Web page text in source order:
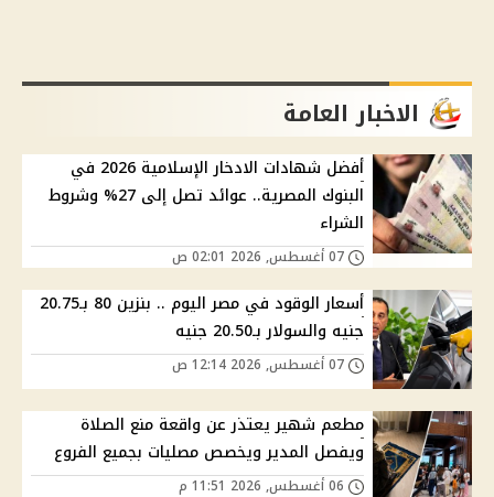
الاخبار العامة
أفضل شهادات الادخار الإسلامية 2026 في
البنوك المصرية.. عوائد تصل إلى 27% وشروط
الشراء
أسعار الوقود في مصر اليوم .. بنزين 80 بـ20.75
جنيه والسولار بـ20.50 جنيه
مطعم شهير يعتذر عن واقعة منع الصلاة
ويفصل المدير ويخصص مصليات بجميع الفروع